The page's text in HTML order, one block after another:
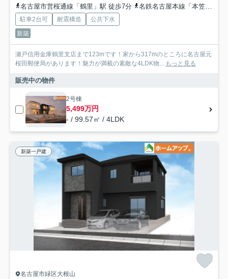
名古屋市営桜通線「鶴里」駅 徒歩7分
名鉄名古屋本線「本笠寺」駅 徒歩13分
駐車2台可 耐震構造
公共下水
新築
瀬戸信用金庫鶴里支店まで123mです！家から317mのところに名古屋元
桜田郵便局があります！魅力が満載の素敵な4LDK物... もっと見る
販売中の物件
2号棟
5,499万円
- / 99.57㎡ / 4LDK
新築一戸建
名古屋市緑区大根山